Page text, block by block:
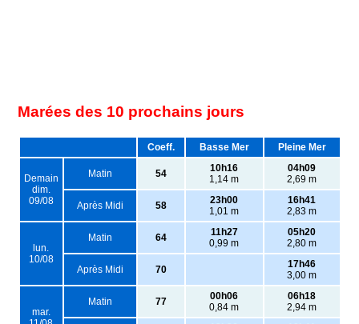
Marées des 10 prochains jours
Coeff. Basse Mer Pleine Mer
Demain
dim.
09/08
Matin 54
10h16
1,14 m
04h09
2,69 m
Après Midi 58
23h00
1,01 m
16h41
2,83 m
lun.
10/08
Matin 64
11h27
0,99 m
05h20
2,80 m
Après Midi 70
17h46
3,00 m
mar.
Matin 77
00h06
0,84 m
06h18
2,94 m